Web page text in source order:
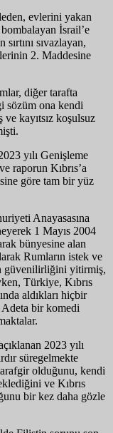
evlerini yakan
İsrail’e
sıvazlayan,
2. Maddesine
diğer tarafta
sözüm ona kendi
kayıtsız koşulsuz
yılı Genişleme
raporun Kıbrıs’a
göre tam bir yüz
Anayasasına
1 Mayıs 2004
bünyesine alan
Rumların istek ve
güvenilirliğini yitirmiş,
Türkiye, Kıbrıs
aldıkları hiçbir
Adeta bir komedi
2023 yılı
süregelmekte
olduğunu, kendi
ve Kıbrıs
bir kez daha gözle